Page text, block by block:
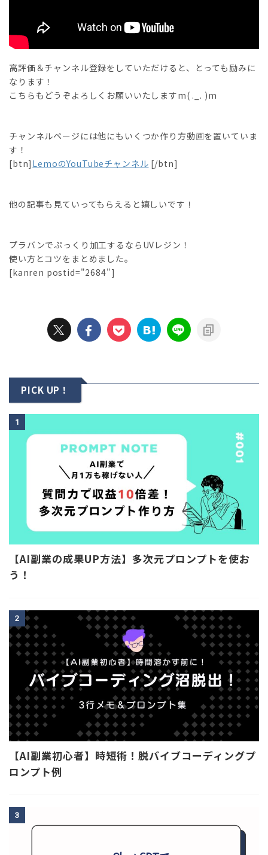
高評価＆チャンネル登録をしていただけると、とっても励みに
なります！
こちらもどうぞよろしくお願いいたしますm( ._. )m
チャンネルページには他にもいくつか作り方動画を置いていま
す！
[btn] LemoのYouTubeチャンネル [/btn]
他の記事も見ていってもらえると嬉しいです！
プラバンでぷっくり加工するならUVレジン！
使い方とコツをまとめました。
[kanren postid="2684"]
PICK UP！
1
【AI副業の成果UP方法】多次元プロンプトを使お
う！
2
【AI副業初心者】時短術！脱バイブコーディングプ
ロンプト例
3